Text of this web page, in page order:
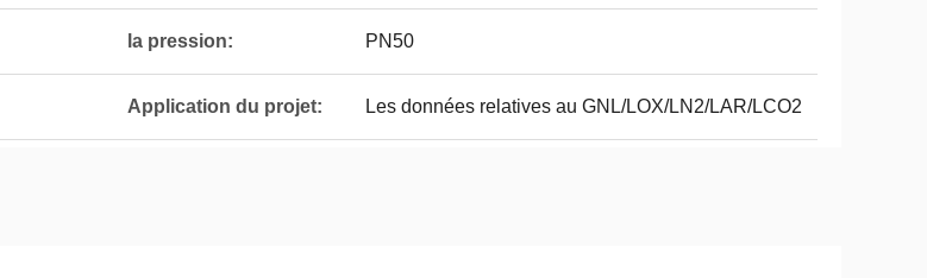
la pression: PN50
Application du projet: Les données relatives au GNL/LOX/LN2/LAR/LCO2